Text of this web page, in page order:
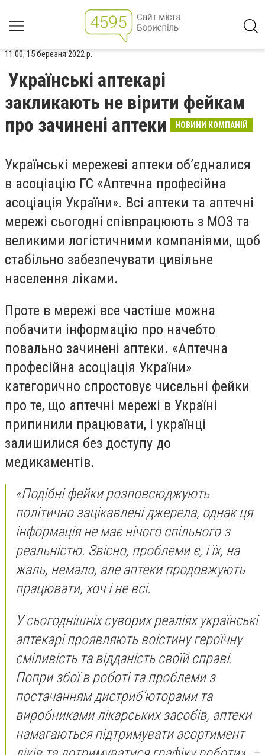
11:00, 15 березня 2022 р.
Українські аптекарі
закликають не вірити фейкам
про зачинені аптеки
НОВИНИ КОМПАНІЙ
Українські мережеві аптеки об’єдналися
в асоціацію ГС «Аптечна професійна
асоціація України». Всi аптеки та аптечні
мережі сьогодні співпрацюють з МОЗ та
великими логістичними компаніями, щоб
стабільно забезпечувати цивільне
населення ліками.
Проте в мережі все частіше можна
побачити інформацію про начебто
повально зачинені аптеки. «Аптечна
професійна асоціація України»
категорично спростовує чисельні фейки
про те, що аптечні мережі в Україні
припинили працювати, і українці
залишилися без доступу до
медикаментів.
«Подібні фейки розповсюджують
політично зацікавлені джерела, однак ця
інформація не має нічого спільного з
реальністю. Звісно, проблеми є, і їх, на
жаль, немало, але аптеки продовжують
працювати, хоч і не всі.
У сьогоднішніх суворих реаліях українські
аптекарі проявляють воістину героїчну
сміливість та відданість своїй справі.
Попри збої в роботі та проблеми з
постачанням дистриб’юторами та
виробниками лікарських засобів, аптеки
намагаються підтримувати асортимент